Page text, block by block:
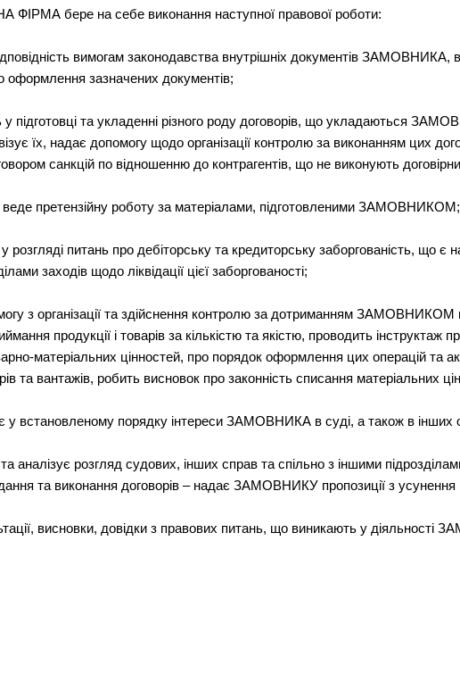
бере на себе виконання наступної правової роботи:
вимогам законодавства внутрішніх документів
оформлення зазначених документів;
у підготовці та укладенні різного роду договорів, що укладаються
їх, надає допомогу щодо організації контролю за виконанням цих
санкцій по відношенню до контрагентів, що не виконують
веде претензійну роботу за матеріалами, підготовленими ЗАМОВНИКОМ;
розгляді питань про дебіторську та кредиторську заборгованість, що є
заходів щодо ліквідації цієї заборгованості;
з організації та здійснення контролю за дотриманням ЗАМОВНИКОМ
продукції і товарів за кількістю та якістю, проводить інструктаж
матеріальних цінностей, про порядок оформлення цих операцій та
та вантажів, робить висновок про законність списання матеріальних
у встановленому порядку інтереси ЗАМОВНИКА в суді, а також в інших
аналізує розгляд судових, інших справ та спільно з іншими
та виконання договорів – надає ЗАМОВНИКУ пропозиції з усунення
висновки, довідки з правових питань, що виникають у діяльності